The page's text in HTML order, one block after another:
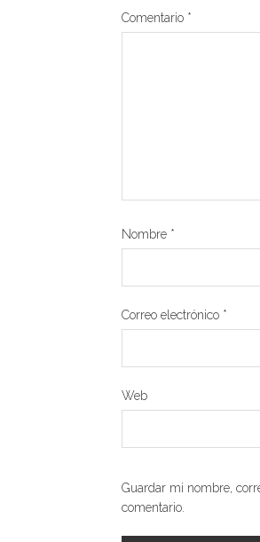
Comentario *
Nombre *
Correo electrónico *
Web
Guardar mi nombre,
comentario.